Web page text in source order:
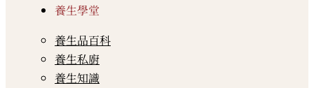
養生學堂
養生品百科
養生私廚
養生知識